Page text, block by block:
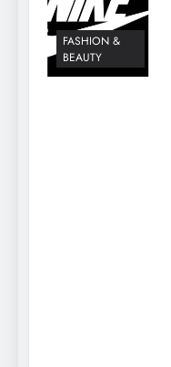
FASHION &
BEAUTY